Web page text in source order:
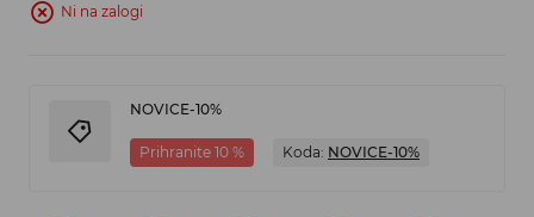
Ni na zalogi
NOVICE-10%
Prihranite 10 % Koda: NOVICE-10%